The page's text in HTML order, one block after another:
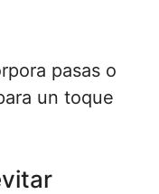
pasas o
un toque